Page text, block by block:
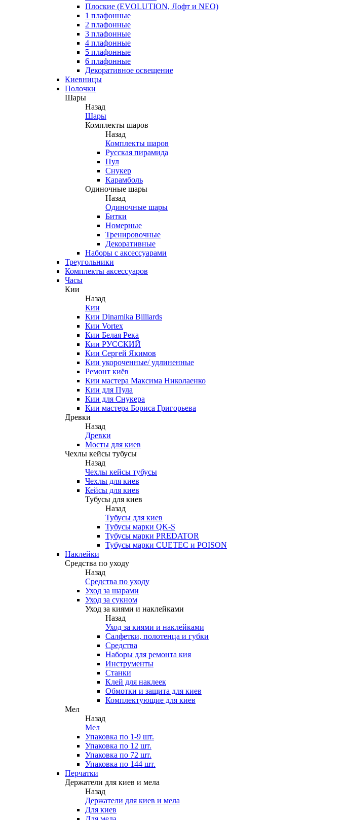
Плоские (EVOLUTION, Лофт и NEO)
1 плафонные
2 плафонные
3 плафонные
4 плафонные
5 плафонные
6 плафонные
Декоративное освещение
Киевницы
Полочки
Шары
Назад
Шары
Комплекты шаров
Назад
Комплекты шаров
Русская пирамида
Пул
Снукер
Карамболь
Одиночные шары
Назад
Одиночные шары
Битки
Номерные
Тренировочные
Декоративные
Наборы с аксессуарами
Треугольники
Комплекты аксессуаров
Часы
Кии
Назад
Кии
Кии Dinamika Billiards
Кии Vortex
Кии Белая Река
Кии РУССКИЙ
Кии Сергей Якимов
Кии укороченные/ удлиненные
Ремонт киёв
Кии мастера Максима Николаенко
Кии для Пула
Кии для Снукера
Кии мастера Бориса Григорьева
Древки
Назад
Древки
Мосты для киев
Чехлы кейсы тубусы
Назад
Чехлы кейсы тубусы
Чехлы для киев
Кейсы для киев
Тубусы для киев
Назад
Тубусы для киев
Тубусы марки QK-S
Тубусы марки PREDATOR
Тубусы марки CUETEC и POISON
Наклейки
Средства по уходу
Назад
Средства по уходу
Уход за шарами
Уход за сукном
Уход за киями и наклейками
Назад
Уход за киями и наклейками
Салфетки, полотенца и губки
Средства
Наборы для ремонта кия
Инструменты
Станки
Клей для наклеек
Обмотки и защита для киев
Комплектующие для киев
Мел
Назад
Мел
Упаковка по 1-9 шт.
Упаковка по 12 шт.
Упаковка по 72 шт.
Упаковка по 144 шт.
Перчатки
Держатели для киев и мела
Назад
Держатели для киев и мела
Для киев